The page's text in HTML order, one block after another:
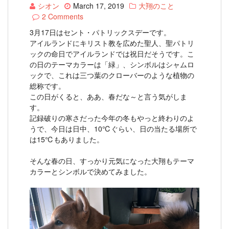
シオン March 17, 2019
大翔のこと
2 Comments
3月17日はセント・パトリックスデーです。
アイルランドにキリスト教を広めた聖人、聖パトリ
ックの命日でアイルランドでは祝日だそうです。こ
の日のテーマカラーは「緑」、シンボルはシャムロ
ックで、これは三つ葉のクローバーのような植物の
総称です。
この日がくると、ああ、春だな～と言う気がしま
す。
記録破りの寒さだった今年の冬もやっと終わりのよ
うで、今日は日中、10℃ぐらい、日の当たる場所で
は15℃もありました。
そんな春の日、すっかり元気になった大翔もテーマ
カラーとシンボルで決めてみました。